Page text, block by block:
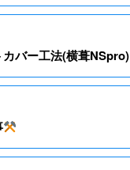
バー工法(横葺NSpro)